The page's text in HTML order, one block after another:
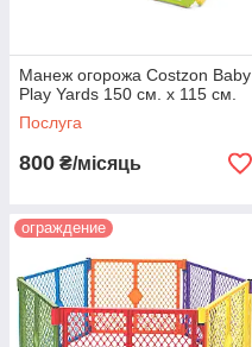
Манеж огорожа Costzon Baby
Play Yards 150 см. х 115 см.
Послуга
800 ₴/місяць
ограждение